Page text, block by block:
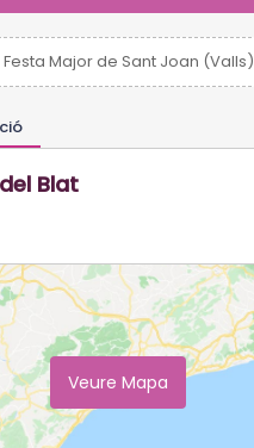
Festa Major de Sant Joan (Valls)
Blat
Veure Mapa